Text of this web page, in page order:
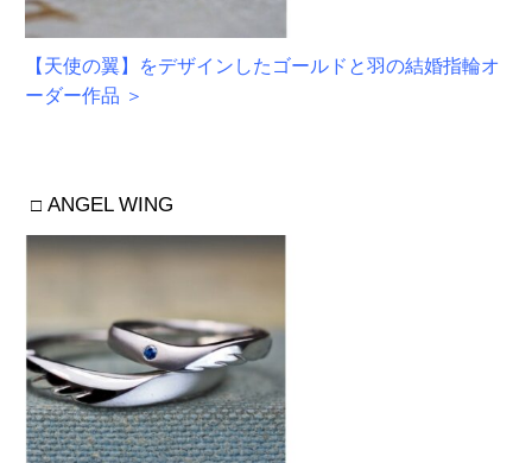
【天使の翼】をデザインしたゴールドと羽の結婚指輪オ
ーダー作品 ＞
□ ANGEL WING